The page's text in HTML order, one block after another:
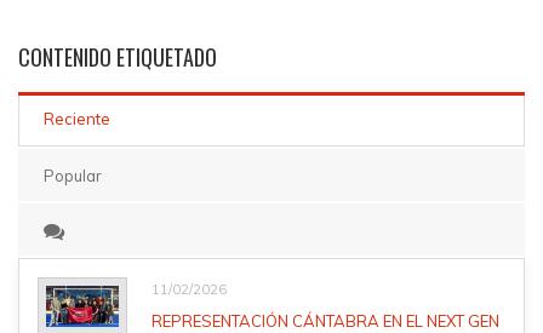
CONTENIDO ETIQUETADO
Reciente
Popular
11/02/2026
REPRESENTACIÓN CÁNTABRA EN EL NEXT GEN